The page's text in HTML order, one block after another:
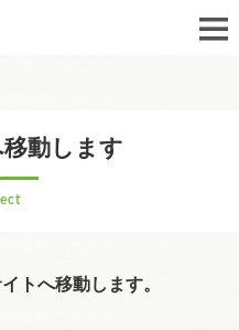
動します
トへ移動します。